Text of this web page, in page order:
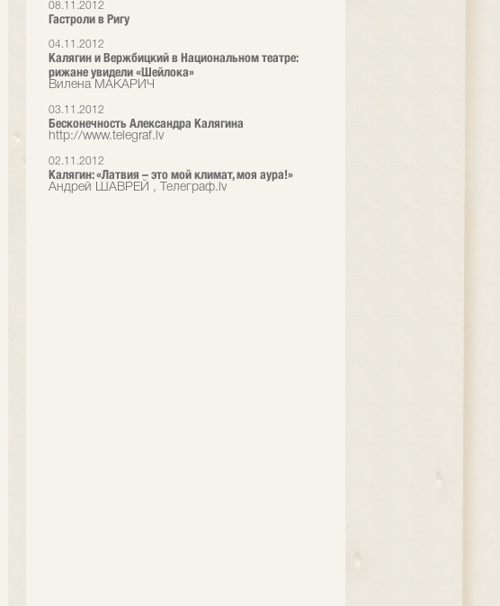
08.11.2012
Гастроли в Ригу
04.11.2012
Калягин и Вержбицкий в Национальном театре:
рижане увидели «Шейлока»
Вилена МАКАРИЧ
03.11.2012
Бесконечность Александра Калягина
http://www.telegraf.lv
02.11.2012
Калягин: «Латвия – это мой климат, моя аура!»
Андрей ШАВРЕЙ , Телеграф.lv